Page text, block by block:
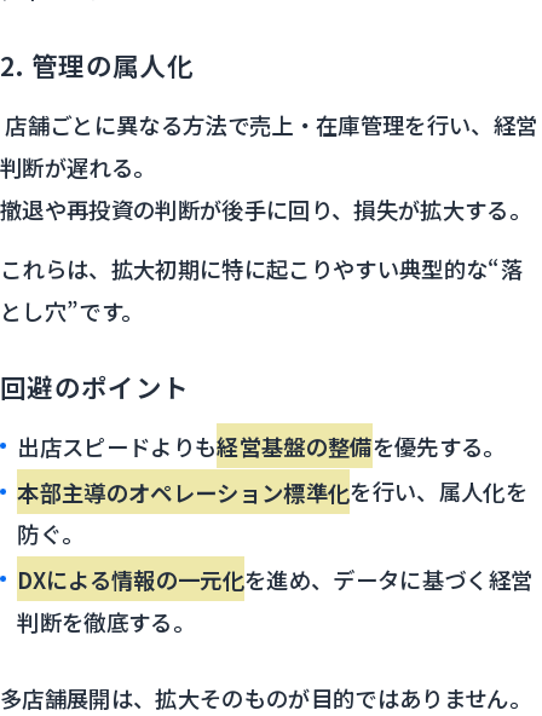
2. 管理の属人化
店舗ごとに異なる方法で売上・在庫管理を行い、経営
判断が遅れる。
撤退や再投資の判断が後手に回り、損失が拡大する。
これらは、拡大初期に特に起こりやすい典型的な“落
とし穴”です。
回避のポイント
出店スピードよりも経営基盤の整備を優先する。
本部主導のオペレーション標準化を行い、属人化を
防ぐ。
DXによる情報の一元化を進め、データに基づく経営
判断を徹底する。
多店舗展開は、拡大そのものが目的ではありません。